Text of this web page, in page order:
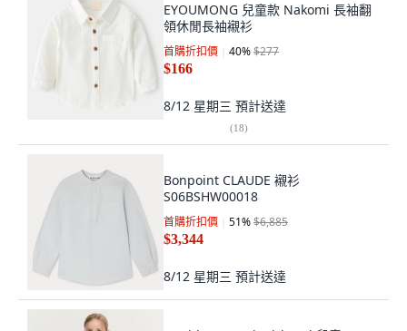
EYOUMONG 兒童款 Nakomi 長袖翻
領休閒長袖襯衫
首購折扣價 40%$277
$166
8/12 星期三 預計送達
(18)
Bonpoint CLAUDE 襯衫
S06BSHW00018
首購折扣價 51%$6,885
$3,344
8/12 星期三 預計送達